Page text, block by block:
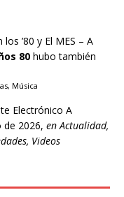
’80 y El MES – A
80 hubo también
, Música
Electrónico A
de 2026, enActualidad,
, Videos